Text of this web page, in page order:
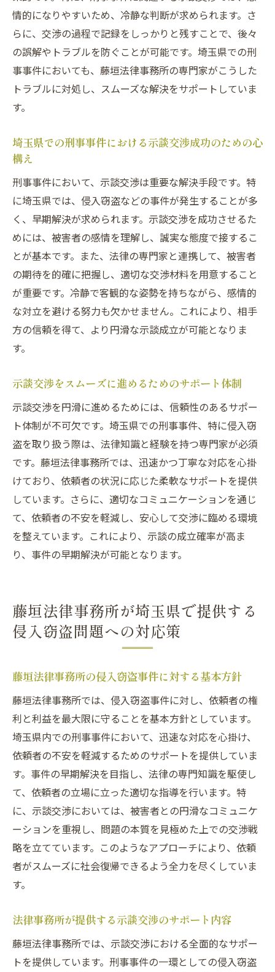
情的になりやすいため、冷静な判断が求められます。さ
らに、交渉の過程で記録をしっかりと残すことで、後々
の誤解やトラブルを防ぐことが可能です。埼玉県での刑
事事件においても、藤垣法律事務所の専門家がこうした
トラブルに対処し、スムーズな解決をサポートしていま
す。
埼玉県での刑事事件における示談交渉成功のための心
構え
刑事事件において、示談交渉は重要な解決手段です。特
に埼玉県では、侵入窃盗などの事件が発生することが多
く、早期解決が求められます。示談交渉を成功させるた
めには、被害者の感情を理解し、誠実な態度で接するこ
とが基本です。また、法律の専門家と連携して、被害者
の期待を的確に把握し、適切な交渉材料を用意すること
が重要です。冷静で客観的な姿勢を持ちながら、感情的
な対立を避ける努力も欠かせません。これにより、相手
方の信頼を得て、より円滑な示談成立が可能となりま
す。
示談交渉をスムーズに進めるためのサポート体制
示談交渉を円滑に進めるためには、信頼性のあるサポー
ト体制が不可欠です。埼玉県での刑事事件、特に侵入窃
盗を取り扱う際は、法律知識と経験を持つ専門家が必須
です。藤垣法律事務所では、迅速かつ丁寧な対応を心掛
けており、依頼者の状況に応じた柔軟なサポートを提供
しています。さらに、適切なコミュニケーションを通じ
て、依頼者の不安を軽減し、安心して交渉に臨める環境
を整えています。これにより、示談の成立確率が高ま
り、事件の早期解決が可能となります。
藤垣法律事務所が埼玉県で提供する
侵入窃盗問題への対応策
藤垣法律事務所の侵入窃盗事件に対する基本方針
藤垣法律事務所では、侵入窃盗事件に対し、依頼者の権
利と利益を最大限に守ることを基本方針としています。
埼玉県内での刑事事件において、迅速な対応を心掛け、
依頼者の不安を軽減するためのサポートを提供していま
す。事件の早期解決を目指し、法律の専門知識を駆使し
て、依頼者の立場に立った適切な指導を行います。特
に、示談交渉においては、被害者との円滑なコミュニケ
ーションを重視し、問題の本質を見極めた上での交渉戦
略を立てています。このようなアプローチにより、依頼
者がスムーズに社会復帰できるよう全力を尽くしていま
す。
法律事務所が提供する示談交渉のサポート内容
藤垣法律事務所では、示談交渉における全面的なサポー
トを提供しています。刑事事件の一環としての侵入窃盗